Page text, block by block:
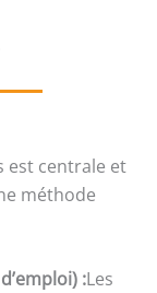
est centrale et
méthode
:Les